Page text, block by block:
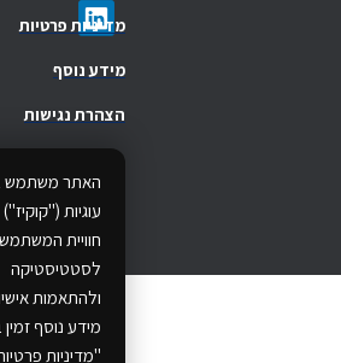
מדיניות פרטיות
האתר משתמש
עוגיות
חוויית
לסטטיסטיקה
ולהתאמות
מידע נוסף
"מדיניות
מידע נוסף
.
הצהרת נגישות
Business. All rights reserved.